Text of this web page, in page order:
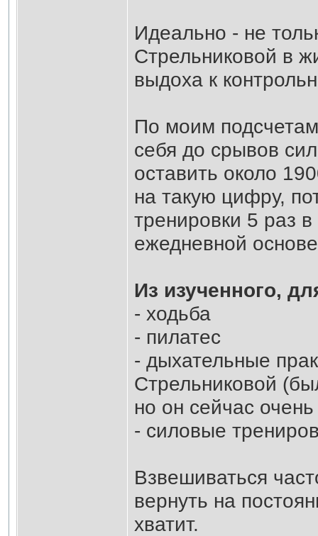
Идеально - не
Стрельниковой в
выдоха к
По моим
себя до срывов
оставить около
на такую цифру,
тренировки 5 раз
ежедневной
Из изученного,
- ходьба
- пилатес
- дыхательные
Стрельниковой
но он сейчас
- силовые
Взвешиваться
вернуть на
хватит.